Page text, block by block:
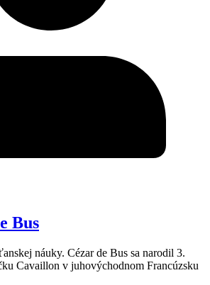
Bus
náuky. Cézar de Bus sa narodil 3.
Cavaillon v juhovýchodnom Francúzsku